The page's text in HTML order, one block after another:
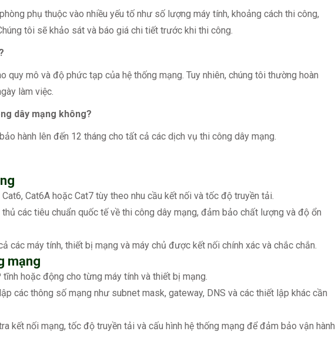
phụ thuộc vào nhiều yếu tố như số lượng máy tính, khoảng cách thi công,
tôi sẽ khảo sát và báo giá chi tiết trước khi thi công.
quy mô và độ phức tạp của hệ thống mạng. Tuy nhiên, chúng tôi thường hoàn
làm việc.
dây mạng không?
hành lên đến 12 tháng cho tất cả các dịch vụ thi công dây mạng.
Cat6, Cat6A hoặc Cat7 tùy theo nhu cầu kết nối và tốc độ truyền tải.
thủ các tiêu chuẩn quốc tế về thi công dây mạng, đảm bảo chất lượng và độ ổn
các máy tính, thiết bị mạng và máy chủ được kết nối chính xác và chắc chắn.
mạng
tĩnh hoặc động cho từng máy tính và thiết bị mạng.
các thông số mạng như subnet mask, gateway, DNS và các thiết lập khác cần
kết nối mạng, tốc độ truyền tải và cấu hình hệ thống mạng để đảm bảo vận hành